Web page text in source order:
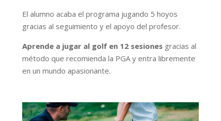
El alumno acaba el programa jugando 5 hoyos
gracias al seguimiento y el apoyo del profesor.
Aprende a jugar al golf en 12 sesiones gracias al
método que recomienda la PGA y entra libremente
en un mundo apasionante.